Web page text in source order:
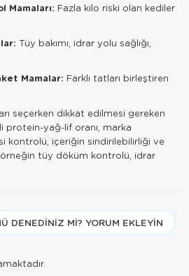
Mamaları: Fazla kilo riski olan kediler
Tüy bakımı, idrar yolu sağlığı,
Mamalar: Farklı tatları birleştiren
seçerken dikkat edilmesi gereken
protein-yağ-lif oranı, marka
kontrolü, içeriğin sindirilebilirliği ve
tüy döküm kontrolü, idrar
DENEDINIZ MI? YORUM EKLEYIN